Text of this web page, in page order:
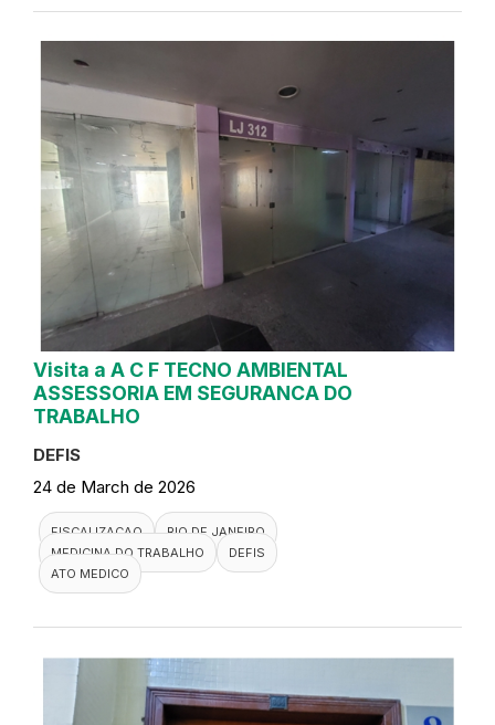
Visita a A C F TECNO AMBIENTAL
ASSESSORIA EM SEGURANCA DO
TRABALHO
DEFIS
24 de March de 2026
FISCALIZACAO
RIO DE JANEIRO
MEDICINA DO TRABALHO
DEFIS
ATO MEDICO